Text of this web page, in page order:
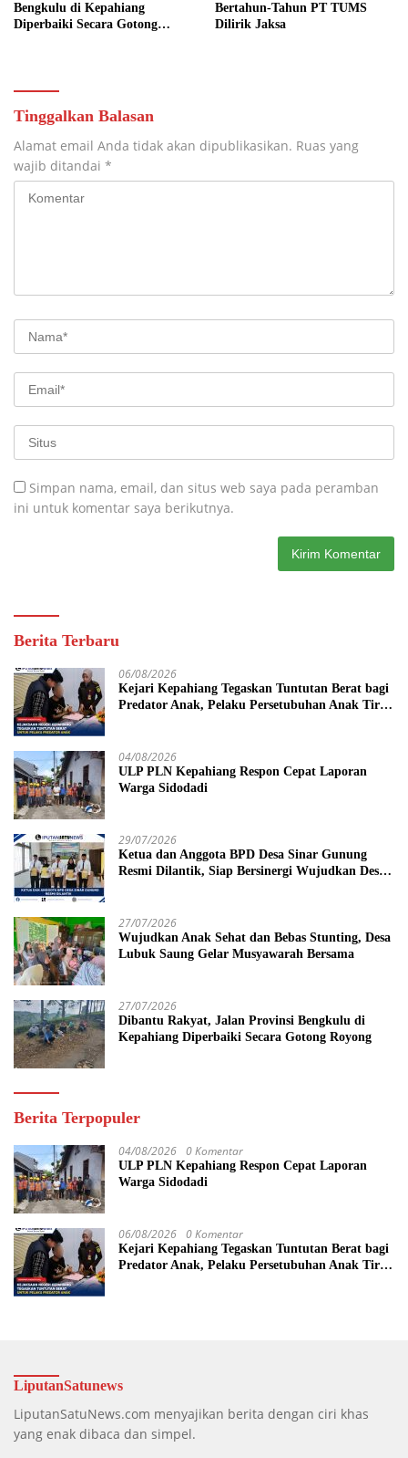
Bengkulu di Kepahiang
Diperbaiki Secara Gotong
Bertahun-Tahun PT TUMS
Dilirik Jaksa
Tinggalkan Balasan
Alamat email Anda tidak akan dipublikasikan. Ruas yang
wajib ditandai *
Simpan nama, email, dan situs web saya pada peramban
ini untuk komentar saya berikutnya.
Berita Terbaru
06/08/2026
Kejari Kepahiang Tegaskan Tuntutan Berat bagi
Predator Anak, Pelaku Persetubuhan Anak Tiri
04/08/2026
ULP PLN Kepahiang Respon Cepat Laporan
Warga Sidodadi
29/07/2026
Ketua dan Anggota BPD Desa Sinar Gunung
Resmi Dilantik, Siap Bersinergi Wujudkan Desa
27/07/2026
Wujudkan Anak Sehat dan Bebas Stunting, Desa
Lubuk Saung Gelar Musyawarah Bersama
27/07/2026
Dibantu Rakyat, Jalan Provinsi Bengkulu di
Kepahiang Diperbaiki Secara Gotong Royong
Berita Terpopuler
04/08/2026 0 Komentar
ULP PLN Kepahiang Respon Cepat Laporan
Warga Sidodadi
06/08/2026 0 Komentar
Kejari Kepahiang Tegaskan Tuntutan Berat bagi
Predator Anak, Pelaku Persetubuhan Anak Tiri
LiputanSatunews
LiputanSatuNews.com menyajikan berita dengan ciri khas
yang enak dibaca dan simpel.